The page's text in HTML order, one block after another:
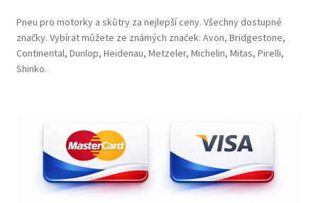
Pneu pro motorky a skůtry za nejlepší ceny. Všechny dostupné
značky. Vybírat můžete ze známých značek: Avon, Bridgestone,
Continental, Dunlop, Heidenau, Metzeler, Michelin, Mitas, Pirelli,
Shinko.